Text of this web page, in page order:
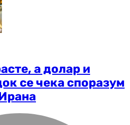
а долар и
се чека споразум